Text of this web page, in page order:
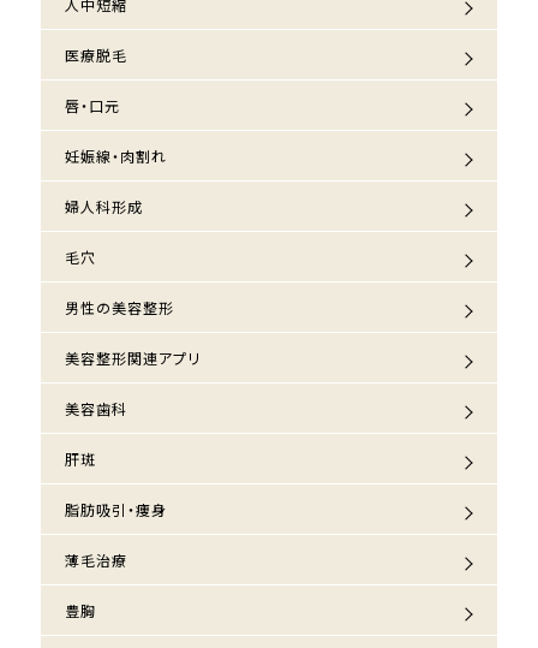
人中短縮
医療脱毛
唇・口元
妊娠線・肉割れ
婦人科形成
毛穴
男性の美容整形
美容整形関連アプリ
美容歯科
肝斑
脂肪吸引・痩身
薄毛治療
豊胸